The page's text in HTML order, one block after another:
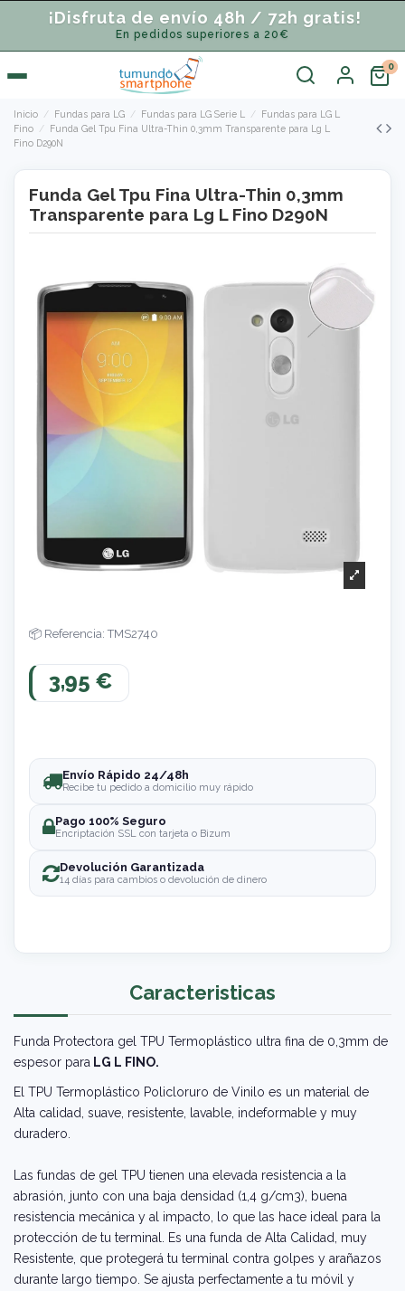
¡Disfruta de envío 48h / 72h gratis!
En pedidos superiores a 20€
Inicio Fundas para LG Fundas para LG Serie L
Fundas para LG L
Fino
Funda Gel Tpu Fina Ultra-Thin 0,3mm Transparente para Lg L
Fino D290N
Funda Gel Tpu Fina Ultra-Thin 0,3mm
Transparente para Lg L Fino D290N
Referencia: TMS2740
3,95 €
Envío Rápido 24/48h
Recibe tu pedido a domicilio muy rápido
Pago 100% Seguro
Encriptación SSL con tarjeta o Bizum
Devolución Garantizada
14 días para cambios o devolución de dinero
Caracteristicas
Funda Protectora gel TPU Termoplástico ultra fina de 0,3mm de
espesor para LG L FINO.
El TPU Termoplástico Policloruro de Vinilo es un material de
Alta calidad, suave, resistente, lavable, indeformable y muy
duradero.
Las fundas de gel TPU tienen una elevada resistencia a la
abrasión, junto con una baja densidad (1,4 g/cm3), buena
resistencia mecánica y al impacto, lo que las hace ideal para la
protección de tu terminal. Es una funda de Alta Calidad, muy
Resistente, que protegerá tu terminal contra golpes y arañazos
durante largo tiempo. Se ajusta perfectamente a tu móvil y